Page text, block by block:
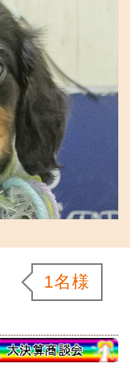
1名様